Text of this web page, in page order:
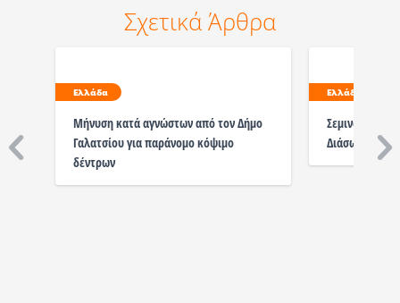
Σχετικά Άρθρα
Ελλάδα
Μήνυση κατά αγνώστων από τον Δήμο
Γαλατσίου για παράνομο κόψιμο
δέντρων
Ελλάδα
Σεμινάρια
Διάσωσης στο